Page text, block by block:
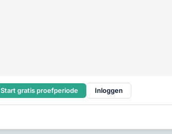
Start gratis proefperiode Inloggen